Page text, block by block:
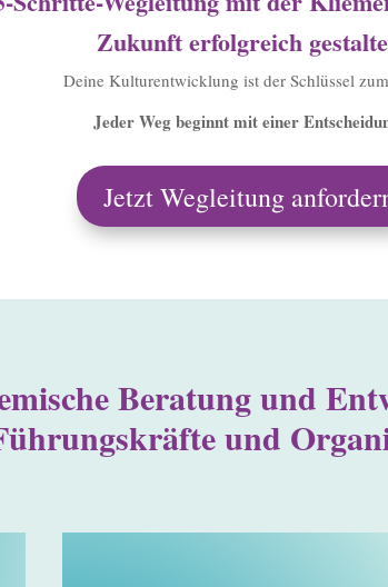
Zukunft erfolgreich
Deine Kulturentwicklung ist der Schlüssel
Jeder Weg beginnt mit einer
Jetzt Wegleitung
Beratung und
und